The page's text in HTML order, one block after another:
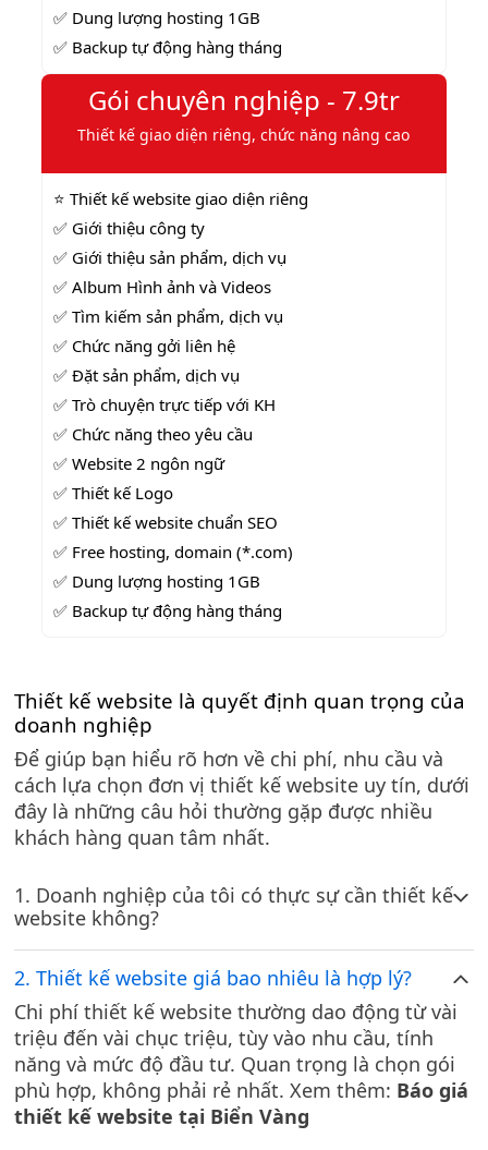
✅ Dung lượng hosting 1GB
✅ Backup tự động hàng tháng
Gói chuyên nghiệp - 7.9tr
Thiết kế giao diện riêng, chức năng nâng cao
⭐ Thiết kế website giao diện riêng
✅ Giới thiệu công ty
✅ Giới thiệu sản phẩm, dịch vụ
✅ Album Hình ảnh và Videos
✅ Tìm kiếm sản phẩm, dịch vụ
✅ Chức năng gởi liên hệ
✅ Đặt sản phẩm, dịch vụ
✅ Trò chuyện trực tiếp với KH
✅ Chức năng theo yêu cầu
✅ Website 2 ngôn ngữ
✅ Thiết kế Logo
✅ Thiết kế website chuẩn SEO
✅ Free hosting, domain (*.com)
✅ Dung lượng hosting 1GB
✅ Backup tự động hàng tháng
Thiết kế website là quyết định quan trọng của
doanh nghiệp
Để giúp bạn hiểu rõ hơn về chi phí, nhu cầu và
cách lựa chọn đơn vị thiết kế website uy tín, dưới
đây là những câu hỏi thường gặp được nhiều
khách hàng quan tâm nhất.
1. Doanh nghiệp của tôi có thực sự cần thiết kế
website không?
2. Thiết kế website giá bao nhiêu là hợp lý?
Chi phí thiết kế website thường dao động từ vài
triệu đến vài chục triệu, tùy vào nhu cầu, tính
năng và mức độ đầu tư. Quan trọng là chọn gói
phù hợp, không phải rẻ nhất. Xem thêm: Báo giá
thiết kế website tại Biển Vàng